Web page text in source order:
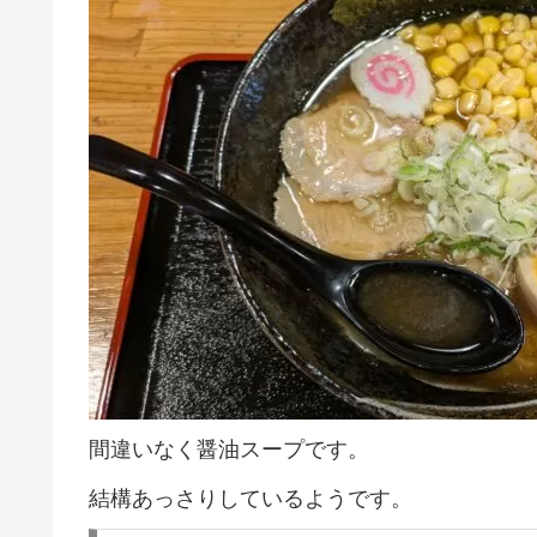
間違いなく醤油スープです。
結構あっさりしているようです。